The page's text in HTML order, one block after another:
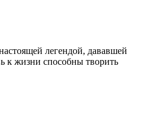
легендой, дававшей
к жизни способны творить